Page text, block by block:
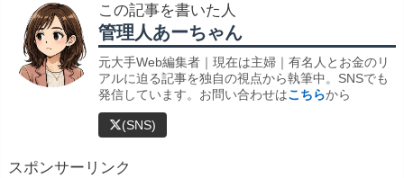
この記事を書いた人
管理人あーちゃん
元大手Web編集者｜現在は主婦｜有名人とお金のリ
アルに迫る記事を独自の視点から執筆中。SNSでも
発信しています。お問い合わせはこちらから
(SNS)
スポンサーリンク